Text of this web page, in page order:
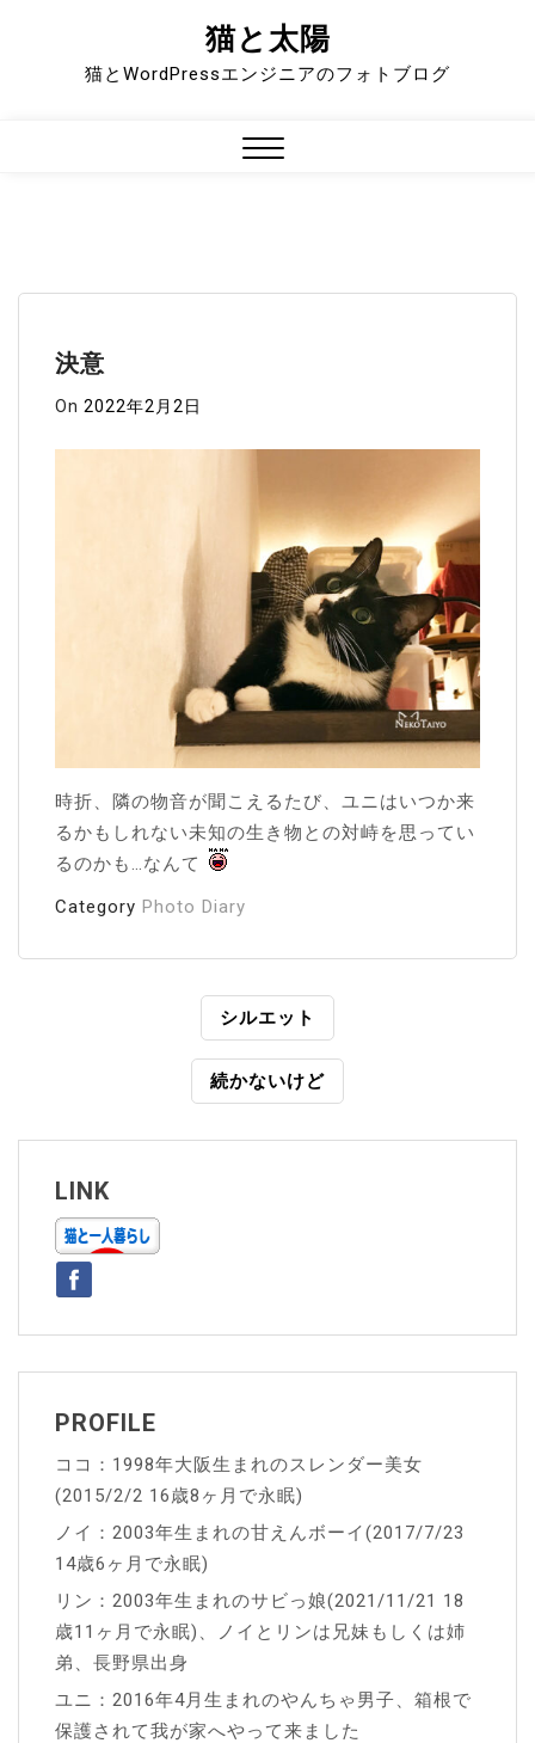
猫と太陽
猫とWordPressエンジニアのフォトブログ
決意
On 2022年2月2日
時折、隣の物音が聞こえるたび、ユニはいつか来
るかもしれない未知の生き物との対峙を思ってい
るのかも…なんて
Category Photo Diary
ビ
ゲ
ー
シ
ョ
ン
シルエット
続かないけど
LINK
PROFILE
ココ：1998年大阪生まれのスレンダー美女
(2015/2/2 16歳8ヶ月で永眠)
ノイ：2003年生まれの甘えんボーイ(2017/7/23
14歳6ヶ月で永眠)
リン：2003年生まれのサビっ娘(2021/11/21 18
歳11ヶ月で永眠)、ノイとリンは兄妹もしくは姉
弟、長野県出身
ユニ：2016年4月生まれのやんちゃ男子、箱根で
保護されて我が家へやって来ました